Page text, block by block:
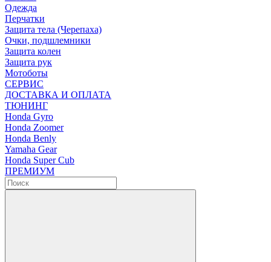
Одежда
Перчатки
Защита тела (Черепаха)
Очки, подшлемники
Защита колен
Защита рук
Мотоботы
СЕРВИС
ДОСТАВКА И ОПЛАТА
ТЮНИНГ
Honda Gyro
Honda Zoomer
Honda Benly
Yamaha Gear
Honda Super Cub
ПРЕМИУМ